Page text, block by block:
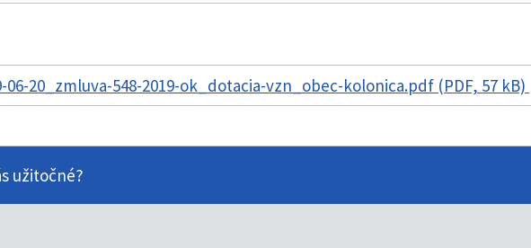
06-20_zmluva-548-2019-ok_dotacia-vzn_obec-kolonica.pdf (PDF, 57 kB)
užitočné?